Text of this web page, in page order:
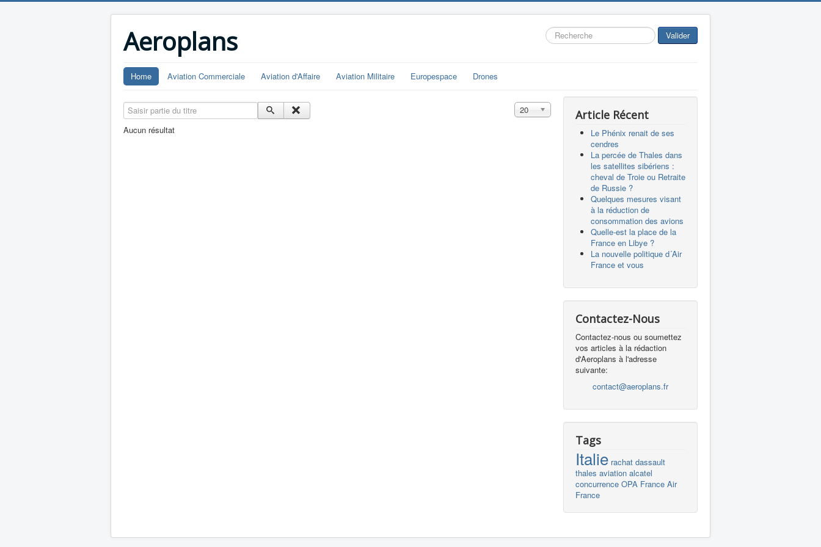
Aeroplans Rechercher Valider
Home Aviation Commerciale Aviation d'Affaire Aviation Militaire Europespace Drones
Saisir partie du titre Affichage #
20
Aucun résultat
Article Récent
Le Phénix renait de ses
cendres
La percée de Thales dans
les satellites sibériens :
cheval de Troie ou Retraite
de Russie ?
Quelques mesures visant
à la réduction de
consommation des avions
Quelle-est la place de la
France en Libye ?
La nouvelle politique d´Air
France et vous
Contactez-Nous
Contactez-nous ou soumettez
vos articles à la rédaction
d'Aeroplans à l'adresse
suivante:
contact@aeroplans.fr
Tags
Italie rachat dassault
thales aviation alcatel
concurrence OPA France Air
France